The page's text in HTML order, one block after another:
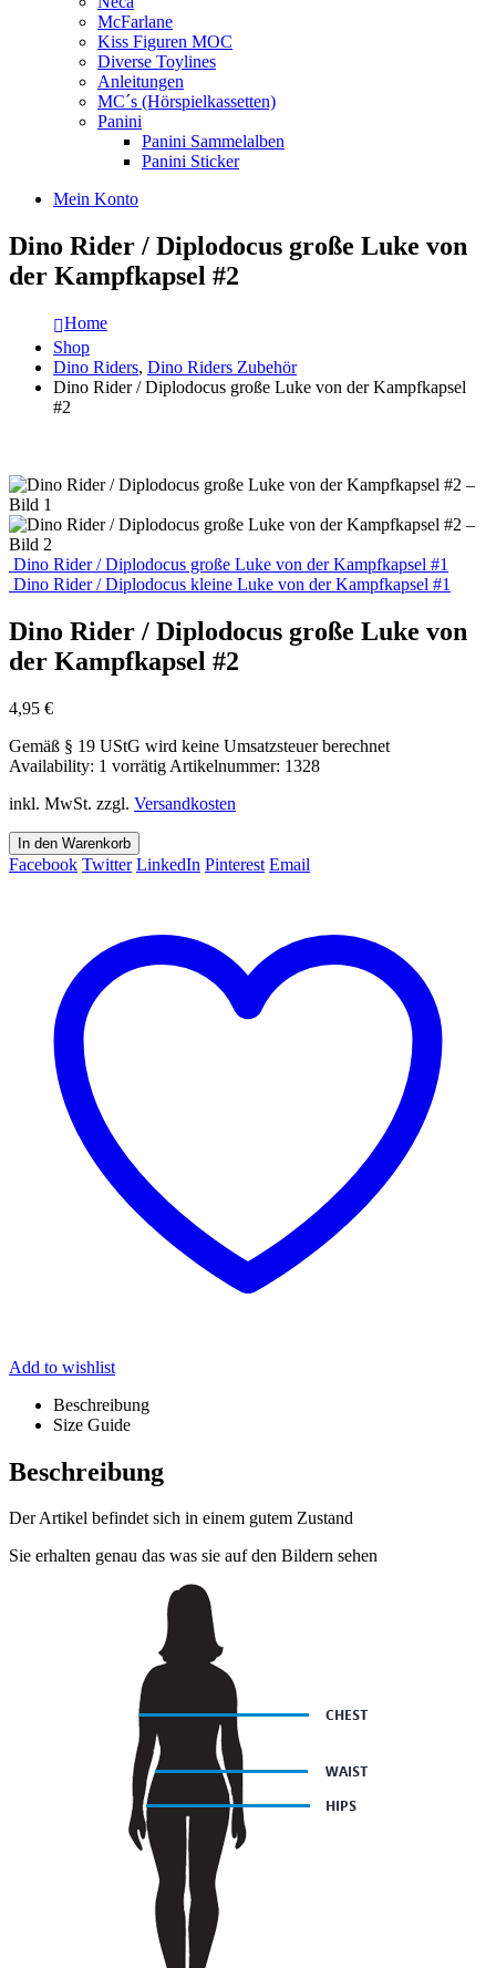
McFarlane
Kiss Figuren MOC
Diverse Toylines
Anleitungen
MC´s (Hörspielkassetten)
Panini
Panini Sammelalben
Panini Sticker
Mein Konto
Dino Rider / Diplodocus große Luke von
der Kampfkapsel #2
Home
Shop
Dino Riders, Dino Riders Zubehör
Dino Rider / Diplodocus große Luke von der Kampfkapsel
#2
Dino Rider / Diplodocus große Luke von der Kampfkapsel #1
Dino Rider / Diplodocus kleine Luke von der Kampfkapsel #1
Dino Rider / Diplodocus große Luke von
der Kampfkapsel #2
4,95 €
Gemäß § 19 UStG wird keine Umsatzsteuer berechnet
Availability: 1 vorrätig Artikelnummer: 1328
inkl. MwSt. zzgl. Versandkosten
In den Warenkorb
Facebook Twitter LinkedIn Pinterest Email
Add to wishlist
Beschreibung
Size Guide
Beschreibung
Der Artikel befindet sich in einem gutem Zustand
Sie erhalten genau das was sie auf den Bildern sehen